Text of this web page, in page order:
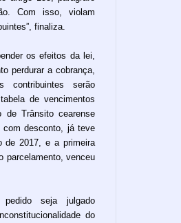
Com isso, violam
finaliza.
os efeitos da lei,
perdurar a cobrança,
contribuintes serão
de vencimentos
de Trânsito cearense
com desconto, já teve
de 2017, e a primeira
parcelamento, venceu
seja julgado
do